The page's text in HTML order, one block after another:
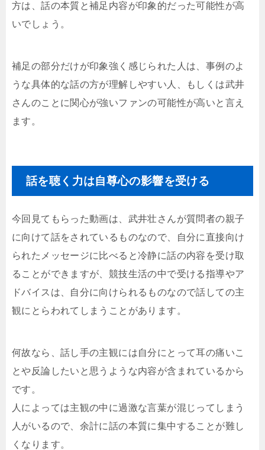
方は、話の本質と補足内容が印象的だった可能性が高
いでしょう。
補足の部分だけが印象強く感じられた人は、事例のよ
うな具体的な話の方が理解しやすい人、もしくは武井
さんのことに関心が強いファンの可能性が高いと言え
ます。
話を聴く力は自尊心の影響を受ける
今回見てもらった動画は、武井壮さんが質問者の親子
に向けて話をされているものなので、自分に直接向け
られたメッセージに比べると冷静に話の内容を受け取
ることができますが、競技生活の中で受ける指導やア
ドバイスは、自分に向けられるものなので話しての主
観にとらわれてしまうことがあります。
何故なら、話し手の主観には自分にとって耳の痛いこ
とや反論したいと思うような内容が含まれているから
です。
人によっては主観の中に過激な言葉が混じってしまう
人がいるので、余計に話の本質に集中することが難し
くなります。